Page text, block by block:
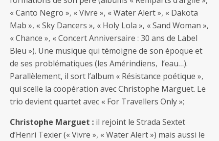
« Canto Negro », « Vivre », « Water Alert », « Dakota
Mab », « Sky Dancers », « Holy Lola », « Sand Woman »,
« Chance », « Concert Anniversaire : 30 ans de Label
Bleu »). Une musique qui témoigne de son époque et
de ses problématiques (les Amérindiens, l’eau…).
Parallèlement, il sort l’album « Résistance poétique »,
qui scelle la coopération avec Christophe Marguet. Le
trio devient quartet avec « For Travellers Only »;
Christophe Marguet : il rejoint le Strada Sextet
d’Henri Texier (« Vivre », « Water Alert ») mais aussi le